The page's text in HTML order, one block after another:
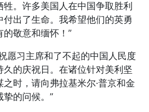
。许多美国人在中国争取胜利
付出了生命。我希望他们的英勇
敬意和缅怀！”
愿习主席和了不起的中国人民度
久的庆祝日。在诸位针对美利坚
时，请向弗拉基米尔·普京和金
挚的问候。”